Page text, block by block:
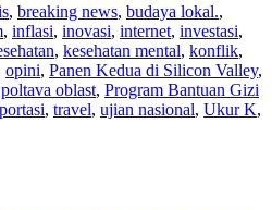
, breaking news, budaya lokal.,
, inflasi, inovasi, internet, investasi,
, kesehatan mental, konflik,
opini, Panen Kedua di Silicon Valley,
poltava oblast, Program Bantuan Gizi
, travel, ujian nasional, Ukur K,